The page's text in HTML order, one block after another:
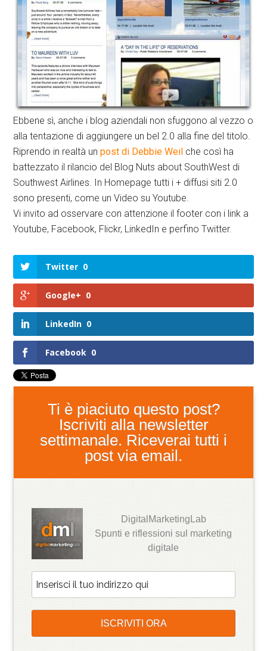
Ebbene sì, anche i blog aziendali non sfuggono al vezzo o
alla tentazione di aggiungere un bel 2.0 alla fine del titolo.
Riprendo in realtà unpost di Debbie Weil che così ha
battezzato il rilancio del Blog Nuts about SouthWest di
Southwest Airlines. In Homepage tutti i + diffusi siti 2.0
sono presenti, come un Video su Youtube.
Vi invito ad osservare con attenzione il footer con i link a
Youtube, Facebook, Flickr, LinkedIn e perfino Twitter.
Twitter 0
Google+ 0
LinkedIn 0
Facebook 0
Ti è piaciuto questo post?
Iscriviti alla newsletter
settimanale. Riceverai tutti i
post via email.
DigitalMarketingLab
Spunti e riflessioni sul marketing
digitale